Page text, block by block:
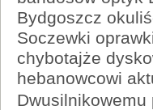
Bydgoszcz
Soczewki
chybotajże
hebanowcowi